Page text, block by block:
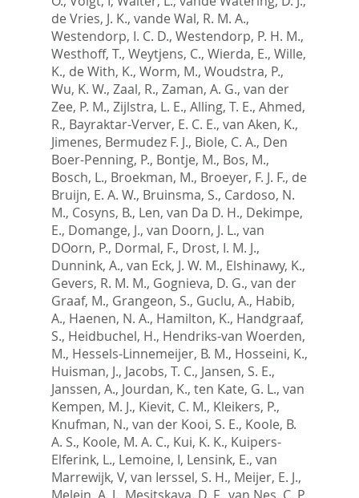
de Vries, J. K., vande Wal, R. M. A.,
Westendorp, I. C. D., Westendorp, P. H. M.,
Westhoff, T., Weytjens, C., Wierda, E., Wille,
K., de With, K., Worm, M., Woudstra, P.,
Wu, K. W., Zaal, R., Zaman, A. G., van der
Zee, P. M., Zijlstra, L. E., Alling, T. E., Ahmed,
R., Bayraktar-Verver, E. C. E., van Aken, K.,
Jimenes, Bermudez F. J., Biole, C. A., Den
Boer-Penning, P., Bontje, M., Bos, M.,
Bosch, L., Broekman, M., Broeyer, F. J. F., de
Bruijn, E. A. W., Bruinsma, S., Cardoso, N.
M., Cosyns, B., Len, van Da D. H., Dekimpe,
E., Domange, J., van Doorn, J. L., van
DOorn, P., Dormal, F., Drost, I. M. J.,
Dunnink, A., van Eck, J. W. M., Elshinawy, K.,
Gevers, R. M. M., Gognieva, D. G., van der
Graaf, M., Grangeon, S., Guclu, A., Habib,
A., Haenen, N. A., Hamilton, K., Handgraaf,
S., Heidbuchel, H., Hendriks-van Woerden,
M., Hessels-Linnemeijer, B. M., Hosseini, K.,
Huisman, J., Jacobs, T. C., Jansen, S. E.,
Janssen, A., Jourdan, K., ten Kate, G. L., van
Kempen, M. J., Kievit, C. M., Kleikers, P.,
Knufman, N., van der Kooi, S. E., Koole, B.
A. S., Koole, M. A. C., Kui, K. K., Kuipers-
Elferink, L., Lemoine, I, Lensink, E., van
Marrewijk, V, van Ierssel, S. H., Meijer, E. J.,